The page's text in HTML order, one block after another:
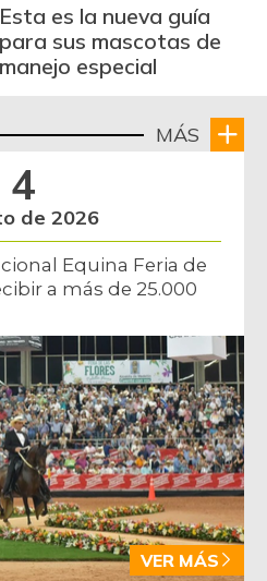
Esta es la nueva guía
para sus mascotas de
manejo especial
MÁS
4
de 2026
Equina Feria de
a más de 25.000
VER MÁS